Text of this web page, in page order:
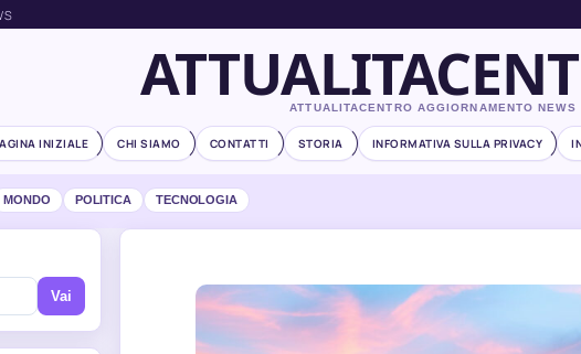
ATTUALITACENTRO AGGIORNAMENTO NEWS
INIZIALE CHI SIAMO CONTATTI STORIA INFORMATIVA SULLA PRIVACY
MONDO POLITICA TECNOLOGIA
Vai